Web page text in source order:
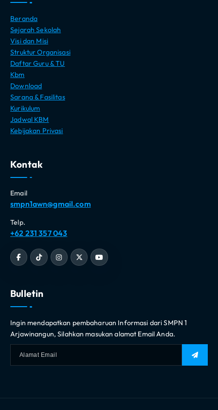
Beranda
Sejarah Sekolah
Visi dan Misi
Struktur Organisasi
Daftar Guru & TU
Kbm
Download
Sarana & Fasilitas
Kurikulum
Jadwal KBM
Kebijakan Privasi
Kontak
Email
smpn1awn@gmail.com
Telp.
+62 231 357 043
Bulletin
Ingin mendapatkan pembaharuan Informasi dari SMPN 1
Arjawinangun, Silahkan masukan alamat Email Anda.